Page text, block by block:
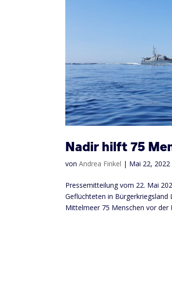
Nadir hilft 75
vonAndrea Finkel | Mai 22, 2022
Pressemitteilung vom 22. Mai
Geflüchteten in
Mittelmeer 75 Menschen vor der